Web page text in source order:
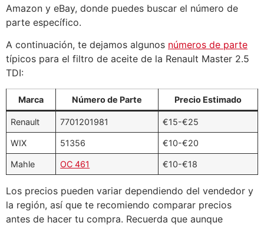
Amazon y eBay, donde puedes buscar el número de
parte específico.
A continuación, te dejamos algunos números de parte
típicos para el filtro de aceite de la Renault Master 2.5
TDI:
Marca Número de Parte Precio Estimado
Renault 7701201981 €15-€25
WIX 51356 €10-€20
Mahle OC 461 €10-€18
Los precios pueden variar dependiendo del vendedor y
la región, así que te recomiendo comparar precios
antes de hacer tu compra. Recuerda que aunque